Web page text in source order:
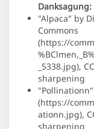
Danksagung:
"Alpaca" by
Commons
(https://
_5338.jpg),
sharpening
(https://
ationn.jpg),
sharpening